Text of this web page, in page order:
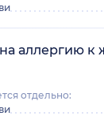
аллергию к
отдельно: